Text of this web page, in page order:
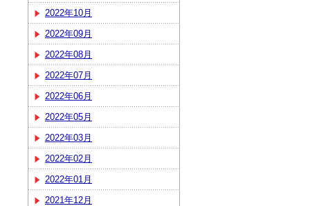
2022年10月
2022年09月
2022年08月
2022年07月
2022年06月
2022年05月
2022年03月
2022年02月
2022年01月
2021年12月